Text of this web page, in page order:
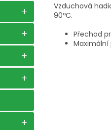
Vzduchová
90ºC.
Přechod
Maximální